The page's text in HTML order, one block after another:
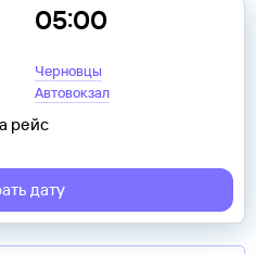
05:00
Черновцы
Автовокзал
рейс
дату